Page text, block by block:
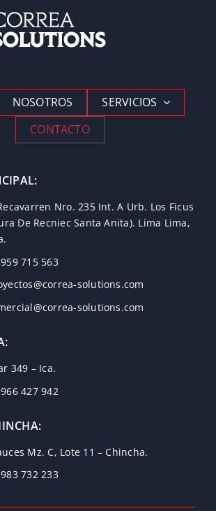
NOSOTROS
SERVICIOS
CONTACTO
Nro. 235 Int. A Urb. Los Ficus
De Recniec Santa Anita). Lima Lima,
715 563
solutions.com
solutions.com
349 – Ica.
427 942
Mz. C, Lote 11 – Chincha.
732 233